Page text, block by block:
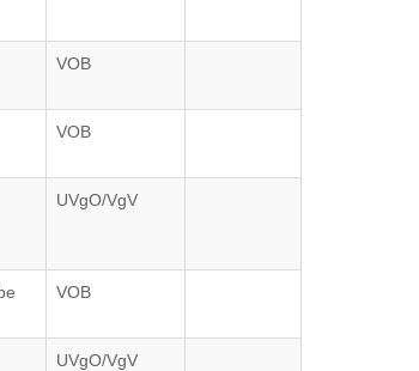
VOB
VOB
UVgO/VgV
VOB
UVgO/VgV